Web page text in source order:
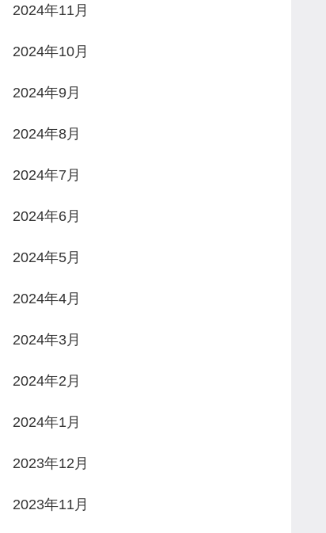
2024年11月
2024年10月
2024年9月
2024年8月
2024年7月
2024年6月
2024年5月
2024年4月
2024年3月
2024年2月
2024年1月
2023年12月
2023年11月